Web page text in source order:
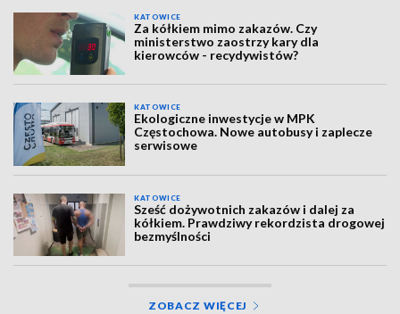
KATOWICE
Za kółkiem mimo zakazów. Czy
ministerstwo zaostrzy kary dla
kierowców - recydywistów?
KATOWICE
Ekologiczne inwestycje w MPK
Częstochowa. Nowe autobusy i zaplecze
serwisowe
KATOWICE
Sześć dożywotnich zakazów i dalej za
kółkiem. Prawdziwy rekordzista drogowej
bezmyślności
ZOBACZ WIĘCEJ